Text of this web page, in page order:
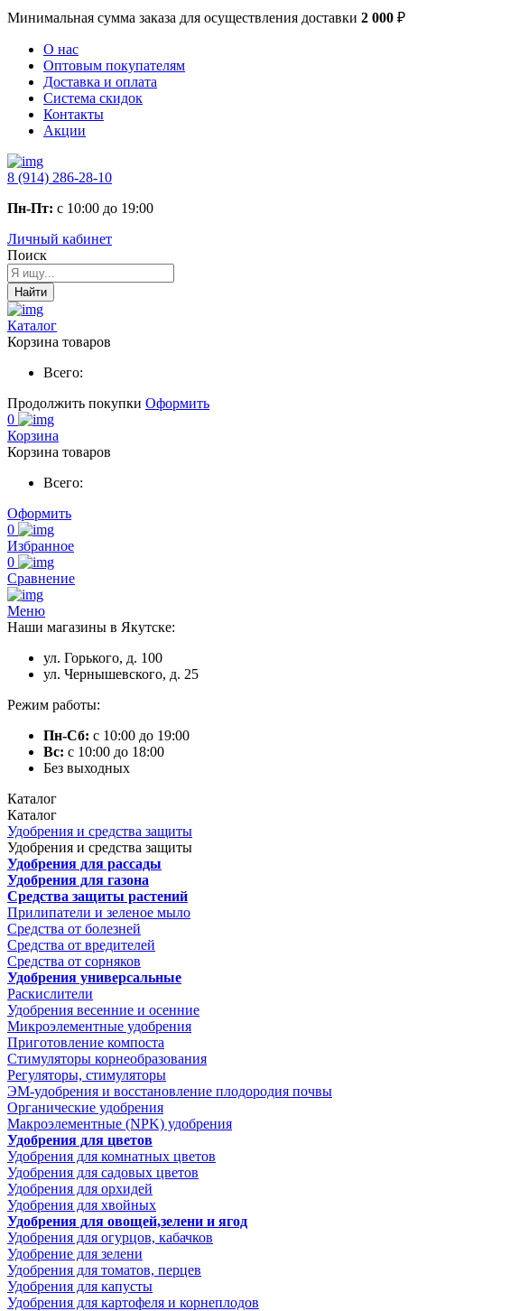
Минимальная сумма заказа для осуществления доставки 2 000 ₽
О нас
Оптовым покупателям
Доставка и оплата
Система скидок
Контакты
Акции
8 (914) 286-28-10
Пн-Пт: с 10:00 до 19:00
Личный кабинет
Поиск
Найти
Каталог
Корзина товаров
Всего:
Продолжить покупки Оформить
0
Корзина
Корзина товаров
Всего:
Оформить
0
Избранное
0
Сравнение
Меню
Наши магазины в Якутске:
ул. Горького, д. 100
ул. Чернышевского, д. 25
Режим работы:
Пн-Сб: с 10:00 до 19:00
Вс: с 10:00 до 18:00
Без выходных
Каталог
Каталог
Удобрения и средства защиты
Удобрения и средства защиты
Удобрения для рассады
Удобрения для газона
Средства защиты растений
Прилипатели и зеленое мыло
Средства от болезней
Средства от вредителей
Средства от сорняков
Удобрения универсальные
Раскислители
Удобрения весенние и осенние
Микроэлементные удобрения
Приготовление компоста
Стимуляторы корнеобразования
Регуляторы, стимуляторы
ЭМ-удобрения и восстановление плодородия почвы
Органические удобрения
Макроэлементные (NPK) удобрения
Удобрения для цветов
Удобрения для комнатных цветов
Удобрения для садовых цветов
Удобрения для орхидей
Удобрения для хвойных
Удобрения для овощей,зелени и ягод
Удобрения для огурцов, кабачков
Удобрение для зелени
Удобрения для томатов, перцев
Удобрения для капусты
Удобрения для картофеля и корнеплодов